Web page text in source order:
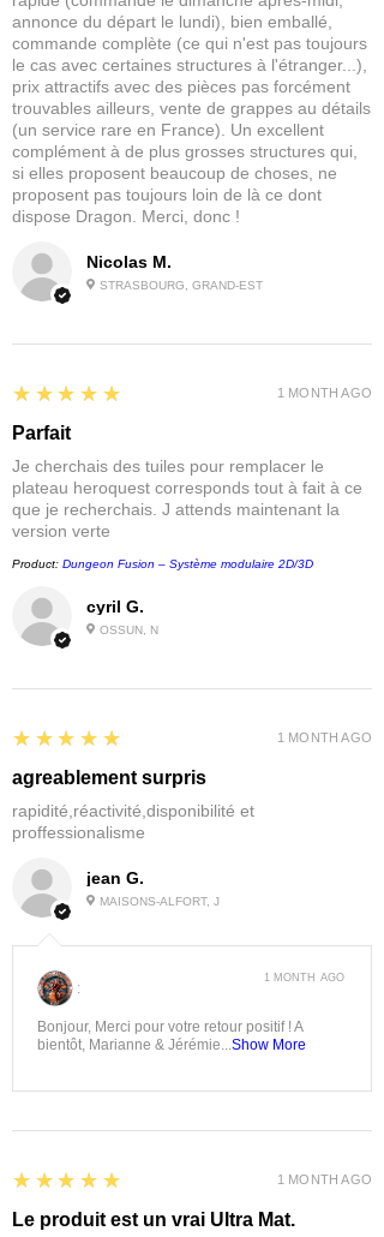
Nicolas M.
STRASBOURG, GRAND-EST
annonce du départ le lundi), bien emballé,
commande complète (ce qui n'est pas toujours
le cas avec certaines structures à l'étranger...),
prix attractifs avec des pièces pas forcément
trouvables ailleurs, vente de grappes au détails
(un service rare en France). Un excellent
complément à de plus grosses structures qui,
si elles proposent beaucoup de choses, ne
proposent pas toujours loin de là ce dont
dispose Dragon. Merci, donc !
cyril G.
OSSUN, N
5
★★★★★
Parfait
Je cherchais des tuiles pour remplacer le
plateau heroquest corresponds tout à fait à ce
que je recherchais. J attends maintenant la
version verte
Product: Dungeon Fusion – Système modulaire 2D/3D
1 MONTH AGO
jean G.
MAISONS-ALFORT, J
5
★★★★★
agreablement surpris
rapidité,réactivité,disponibilité et
proffessionalisme
1 MONTH AGO
:
Bonjour, Merci pour votre retour positif ! A
bientôt, Marianne & Jérémie...Show More
1 MONTH AGO
5
★★★★★
Le produit est un vrai Ultra Mat.
1 MONTH AGO